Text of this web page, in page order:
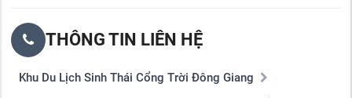
THÔNG TIN LIÊN HỆ
Khu Du Lịch Sinh Thái Cổng Trời Đông Giang